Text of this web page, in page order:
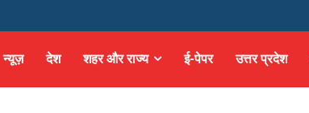
न्यूज़ देश शहर और राज्य ई-पेपर उत्तर प्रदेश